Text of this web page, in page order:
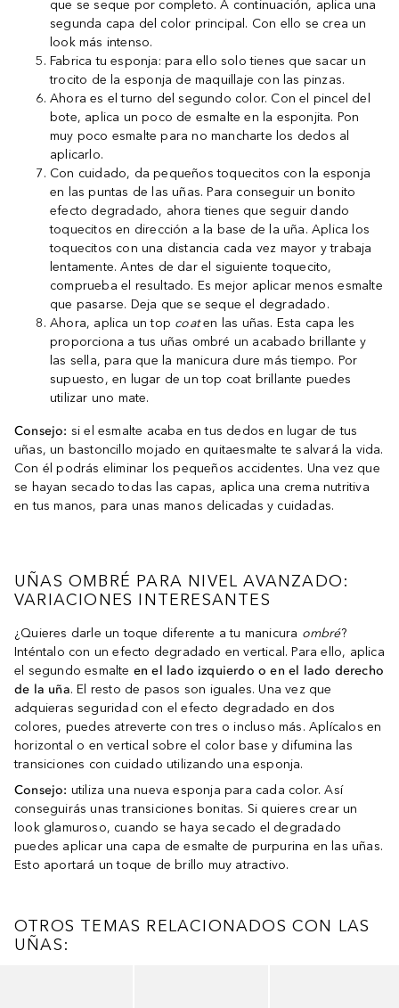
que se seque por completo. A continuación, aplica una
segunda capa del color principal. Con ello se crea un
look más intenso.
Fabrica tu esponja: para ello solo tienes que sacar un
trocito de la esponja de maquillaje con las pinzas.
Ahora es el turno del segundo color. Con el pincel del
bote, aplica un poco de esmalte en la esponjita. Pon
muy poco esmalte para no mancharte los dedos al
aplicarlo.
Con cuidado, da pequeños toquecitos con la esponja
en las puntas de las uñas. Para conseguir un bonito
efecto degradado, ahora tienes que seguir dando
toquecitos en dirección a la base de la uña. Aplica los
toquecitos con una distancia cada vez mayor y trabaja
lentamente. Antes de dar el siguiente toquecito,
comprueba el resultado. Es mejor aplicar menos esmalte
que pasarse. Deja que se seque el degradado.
Ahora, aplica un top coaten las uñas. Esta capa les
proporciona a tus uñas ombré un acabado brillante y
las sella, para que la manicura dure más tiempo. Por
supuesto, en lugar de un top coat brillante puedes
utilizar uno mate.
Consejo: si el esmalte acaba en tus dedos en lugar de tus
uñas, un bastoncillo mojado en quitaesmalte te salvará la vida.
Con él podrás eliminar los pequeños accidentes. Una vez que
se hayan secado todas las capas, aplica una crema nutritiva
en tus manos, para unas manos delicadas y cuidadas.
UÑAS OMBRÉ PARA NIVEL AVANZADO:
VARIACIONES INTERESANTES
¿Quieres darle un toque diferente a tu manicura ombré?
Inténtalo con un efecto degradado en vertical. Para ello, aplica
el segundo esmalte en el lado izquierdo o en el lado derecho
de la uña. El resto de pasos son iguales. Una vez que
adquieras seguridad con el efecto degradado en dos
colores, puedes atreverte con tres o incluso más. Aplícalos en
horizontal o en vertical sobre el color base y difumina las
transiciones con cuidado utilizando una esponja.
Consejo: utiliza una nueva esponja para cada color. Así
conseguirás unas transiciones bonitas. Si quieres crear un
look glamuroso, cuando se haya secado el degradado
puedes aplicar una capa de esmalte de purpurina en las uñas.
Esto aportará un toque de brillo muy atractivo.
OTROS TEMAS RELACIONADOS CON LAS
UÑAS: